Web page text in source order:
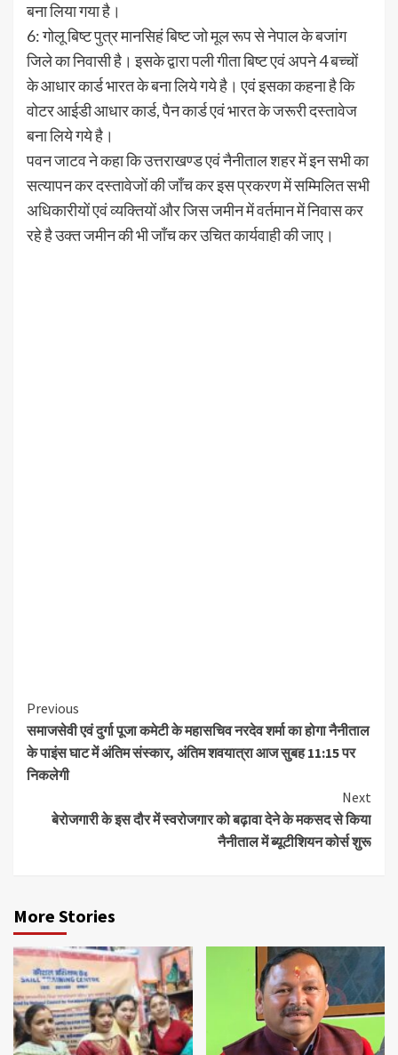
बना लिया गया है।
6: गोलू बिष्ट पुत्र मानसिहं बिष्ट जो मूल रूप से नेपाल के बजांग
जिले का निवासी है। इसके द्वारा पली गीता बिष्ट एवं अपने 4 बच्चों
के आधार कार्ड भारत के बना लिये गये है। एवं इसका कहना है कि
वोटर आईडी आधार कार्ड, पैन कार्ड एवं भारत के जरूरी दस्तावेज
बना लिये गये है।
पवन जाटव ने कहा कि उत्तराखण्ड एवं नैनीताल शहर में इन सभी का
सत्यापन कर दस्तावेजों की जाँच कर इस प्रकरण में सम्मिलित सभी
अधिकारीयों एवं व्यक्तियों और जिस जमीन में वर्तमान में निवास कर
रहे है उक्त जमीन की भी जाँच कर उचित कार्यवाही की जाए।
Continue
Reading
Previous
समाजसेवी एवं दुर्गा पूजा कमेटी के महासचिव नरदेव शर्मा का होगा नैनीताल
के पाइंस घाट में अंतिम संस्कार, अंतिम शवयात्रा आज सुबह 11:15 पर
निकलेगी
Next
बेरोजगारी के इस दौर में स्वरोजगार को बढ़ावा देने के मकसद से किया
नैनीताल में ब्यूटीशियन कोर्स शुरू
More Stories